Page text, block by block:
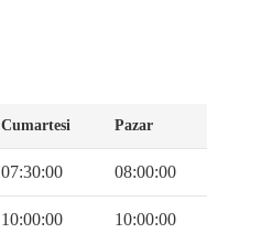
Cumartesi Pazar
07:30:00 08:00:00
10:00:00 10:00:00